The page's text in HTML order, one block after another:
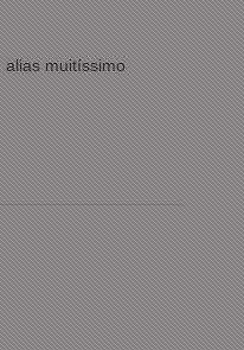
muitíssimo